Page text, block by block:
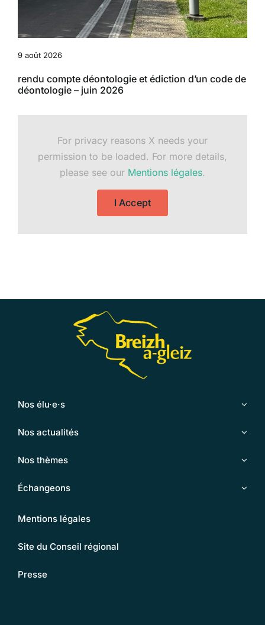
9 août 2026
rendu compte déontologie et édiction d’un code de
déontologie – juin 2026
For privacy reasons X needs your
permission to be loaded. For more details,
please see our Mentions légales.
I Accept
Nos élu·e·s
Nos actualités
Nos thèmes
Échangeons
Mentions légales
Site du Conseil régional
Presse